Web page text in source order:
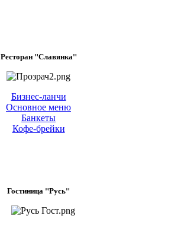
Ресторан "Славянка"
Бизнес-ланчи
Основное меню
Банкеты
Кофе-брейки
Гостиница "Русь"